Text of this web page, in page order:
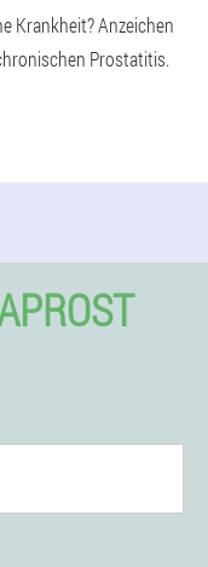
Krankheit? Anzeichen
Prostatitis.